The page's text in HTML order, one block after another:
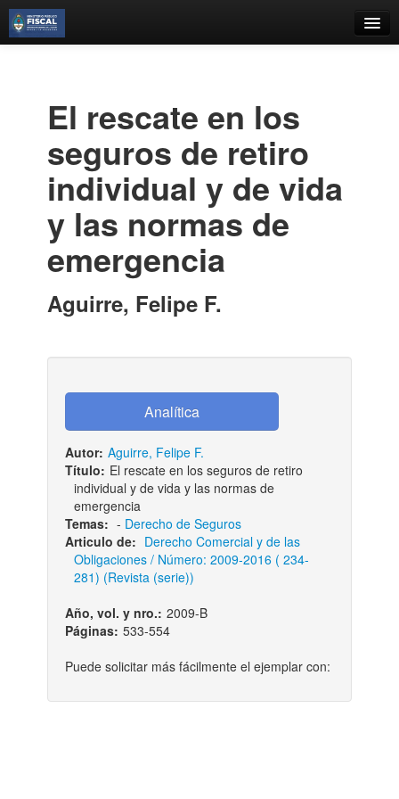
Estantes Virtuales
Contacto
Iniciar sesión
El rescate en los
seguros de retiro
individual y de vida
y las normas de
emergencia
Aguirre, Felipe F.
Autor: Aguirre, Felipe F.
Título: El rescate en los seguros de retiro
individual y de vida y las normas de
emergencia
Temas: - Derecho de Seguros
Articulo de: Derecho Comercial y de las
Obligaciones / Número: 2009-2016 ( 234-
281) (Revista (serie))
Año, vol. y nro.: 2009-B
Páginas: 533-554
Puede solicitar más fácilmente el ejemplar con: